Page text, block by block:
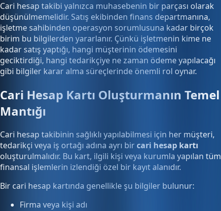
Cari hesap takibi yalnızca muhasebenin bir parçası olarak
düşünülmemelidir. Satış ekibinden finans departmanına,
işletme sahibinden operasyon sorumlusuna kadar birçok
birim bu bilgilerden yararlanır. Çünkü işletmenin kime ne
kadar satış yaptığı, hangi müşterinin ödemesini
geciktirdiği, hangi tedarikçiye ne zaman ödeme yapılacağı
gibi bilgiler karar alma süreçlerinde önemli rol oynar.
Cari Hesap Kartı Oluşturmanın Temel
Mantığı
Cari hesap takibinin sağlıklı yapılabilmesi için her müşteri,
tedarikçi veya iş ortağı adına ayrı bircari hesap kartı
oluşturulmalıdır. Bu kart, ilgili kişi veya kurumla yapılan tüm
finansal işlemlerin izlendiği özel bir kayıt alanıdır.
Bir cari hesap kartında genellikle şu bilgiler bulunur:
Firma veya kişi adı